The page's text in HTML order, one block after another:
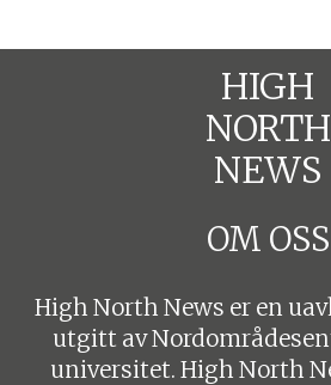
HIGH
NORTH
NEWS
OM OSS
High North News er en
utgitt av
universitet. High North